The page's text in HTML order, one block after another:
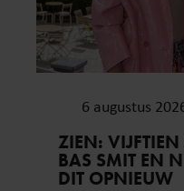
6 augustus
ZIEN:
BAS SMIT EN
DIT OPNIEUW